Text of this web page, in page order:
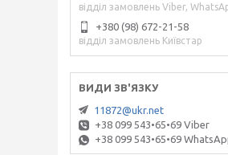
відділ замовлень Viber,
+380 (98) 672-21-58
відділ замовлень Київстар
11872@ukr.net
+38 099 543•65•69 Viber
+38 099 543•65•69